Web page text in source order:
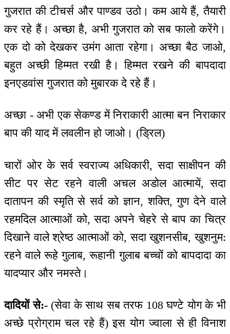
गुजरात की टीचर्स और पाण्डव उठो। कम आये हैं, तैयारी
कर रहे हैं। अच्छा है, अभी गुजरात को सब फालो करेंगे।
एक दो को देखकर उमंग आता रहेगा। अच्छा बैठ जाओ,
बहुत अच्छी हिम्मत रखी है। हिम्मत रखने की बापदादा
इनएडवांस गुजरात को मुबारक दे रहे हैं।
अच्छा - अभी एक सेकण्ड में निराकारी आत्मा बन निराकार
बाप की याद में लवलीन हो जाओ। (ड्रिल)
चारों ओर के सर्व स्वराज्य अधिकारी, सदा साक्षीपन की
सीट पर सेट रहने वाली अचल अडोल आत्मायें, सदा
दातापन की स्मृति से सर्व को ज्ञान, शक्ति, गुण देने वाले
रहमदिल आत्माओं को, सदा अपने चेहरे से बाप का चित्र
दिखाने वाले श्रेष्ठ आत्माओं को, सदा खुशनसीब, खुशनुम:
रहने वाले रूहे गुलाब, रूहानी गुलाब बच्चों को बापदादा का
यादप्यार और नमस्ते।
दादियों से:-(सेवा के साथ सब तरफ 108 घण्टे योग के भी
अच्छे प्रोग्राम चल रहे हैं) इस योग ज्वाला से ही विनाश